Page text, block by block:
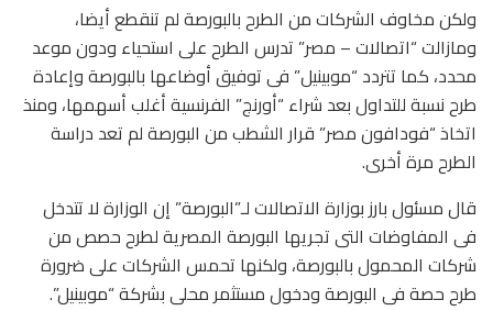
ولكن مخاوف الشركات من الطرح بالبورصة لم تنقطع أيضا،
ومازالت “اتصالات – مصر” تدرس الطرح على استحياء ودون موعد
محدد، كما تتردد “موبينيل” فى توفيق أوضاعها بالبورصة وإعادة
طرح نسبة للتداول بعد شراء “أورنج” الفرنسية أغلب أسهمها، ومنذ
اتخاذ “فودافون مصر” قرار الشطب من البورصة لم تعد دراسة
الطرح مرة أخرى.
قال مسئول بارز بوزارة الاتصالات لـ”البورصة” إن الوزارة لا تتدخل
فى المفاوضات التى تجريها البورصة المصرية لطرح حصص من
شركات المحمول بالبورصة، ولكنها تحمس الشركات على ضرورة
طرح حصة فى البورصة ودخول مستثمر محلى بشركة “موبينيل”.